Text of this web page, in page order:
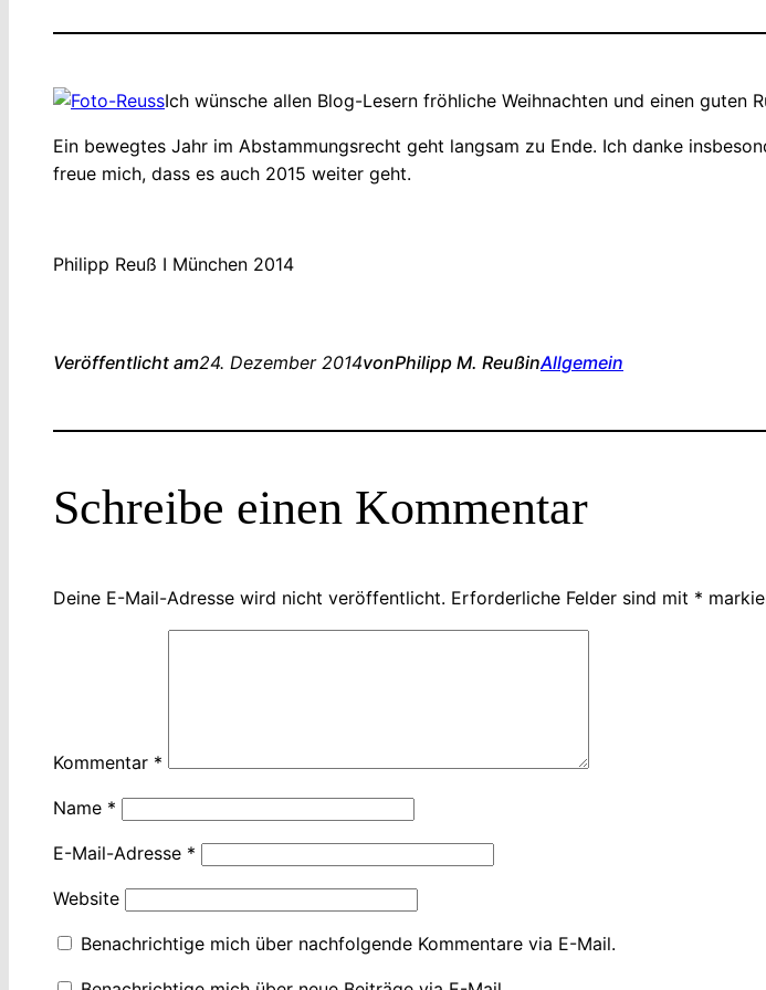
Ich wünsche allen Blog-Lesern fröhliche Weihnachten und einen guten
Ein bewegtes Jahr im Abstammungsrecht geht langsam zu Ende. Ich danke
freue mich, dass es auch 2015 weiter geht.
Philipp Reuß I München 2014
Veröffentlicht am24. Dezember 2014vonPhilipp M. ReußinAllgemein
Schreibe einen Kommentar
Deine E-Mail-Adresse wird nicht veröffentlicht. Erforderliche Felder sind mit *
Kommentar *
Name *
E-Mail-Adresse *
Website
Benachrichtige mich über nachfolgende Kommentare via E-Mail.